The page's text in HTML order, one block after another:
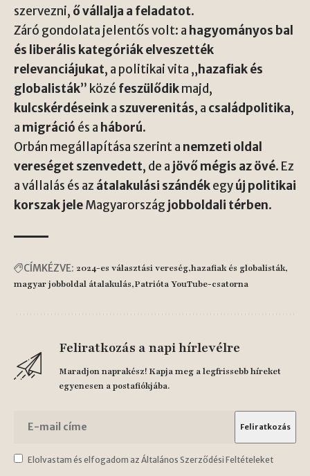
szervezni, ő vállalja a feladatot.
Záró gondolata jelentős volt: a hagyományos bal
és liberális kategóriák elveszették
relevanciájukat, a politikai vita „hazafiak és
globalisták” közé feszülődikmajd,
kulcskérdéseinka szuverenitás, a családpolitika,
a migráció és a háború.
Orbán megállapítása szerint a nemzeti oldal
vereséget szenvedett, de a jövő mégis az övé. Ez
a vállalás és az átalakulási szándékegyúj politikai
korszak jeleMagyarország jobboldali térben.
CÍMKÉZVE: 2024-es választási vereség hazafiak és globalisták
magyar jobboldal átalakulás Patrióta YouTube-csatorna
Feliratkozás a napi hírlevélre
Maradjon naprakész! Kapja meg a legfrissebb híreket
egyenesen a postafiókjába.
Elolvastam és elfogadom az Általános Szerződési Feltételeket